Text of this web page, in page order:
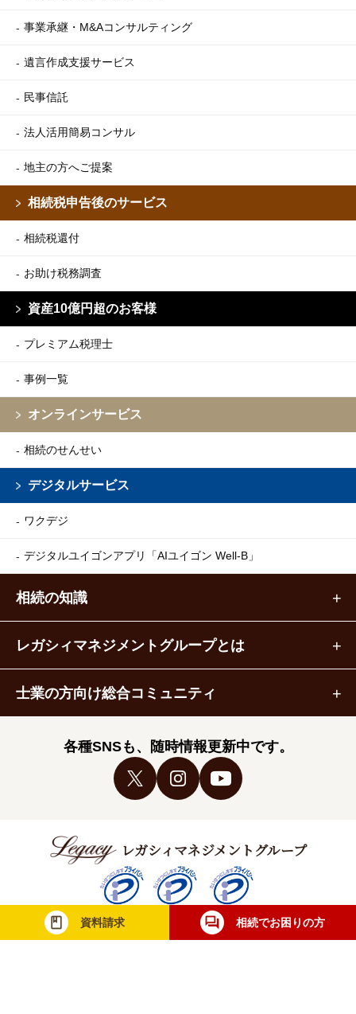
資料請求 相続でお困りの方
事業承継・M&Aコンサルティング
遺言作成支援サービス
民事信託
法人活用簡易コンサル
地主の方へご提案
相続税申告後のサービス
相続税還付
お助け税務調査
資産10億円超のお客様
プレミアム税理士
事例一覧
オンラインサービス
相続のせんせい
デジタルサービス
ワクデジ
デジタルユイゴンアプリ 「AIユイゴン Well-B」
相続の知識
レガシィマネジメントグループとは
士業の方向け総合コミュニティ
各種SNSも、随時情報更新中です。
レガシィマネジメントグループ
税理士法人レガシィ 行政書士法人レガシィ